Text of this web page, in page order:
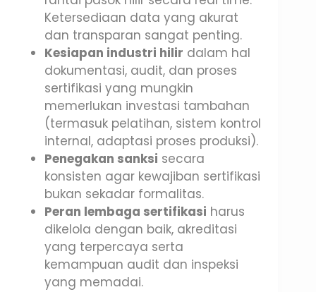
Ketersediaan data yang akurat
dan transparan sangat penting.
Kesiapan industri hilir dalam hal
dokumentasi, audit, dan proses
sertifikasi yang mungkin
memerlukan investasi tambahan
(termasuk pelatihan, sistem kontrol
internal, adaptasi proses produksi).
Penegakan sanksi secara
konsisten agar kewajiban sertifikasi
bukan sekadar formalitas.
Peran lembaga sertifikasi harus
dikelola dengan baik, akreditasi
yang terpercaya serta
kemampuan audit dan inspeksi
yang memadai.